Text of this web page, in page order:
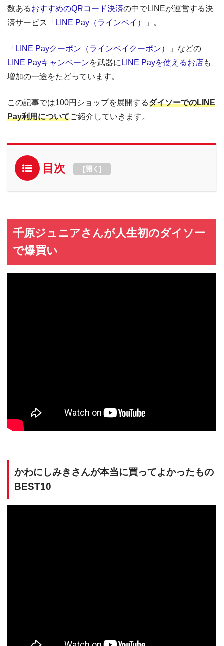
数あるおすすめのQRコード決済の中でLINEが運営する決
済サービス「 LINE Pay（ラインペイ） 」。
「 LINE Payクーポン（ラインペイクーポン）
」などの
LINE Payキャンペーンを武器に LINE Payを使えるお店も
増加の一途をたどっています。
この記事では100円ショップを展開するダイソーでのLINE
Pay利用についてご紹介していきます。
目次 [開く ]
千原ジュニアさんが人生初のダイソー
で爆買い
かわにしみきさんが本当に買ってよかったもの
BEST10